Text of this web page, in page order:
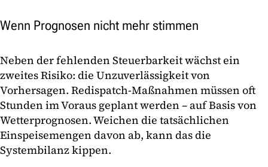
Wenn Prognosen nicht mehr stimmen
Neben der fehlenden Steuerbarkeit wächst ein
zweites Risiko: die Unzuverlässigkeit von
Vorhersagen. Redispatch-Maßnahmen müssen oft
Stunden im Voraus geplant werden – auf Basis von
Wetterprognosen. Weichen die tatsächlichen
Einspeisemengen davon ab, kann das die
Systembilanz kippen.